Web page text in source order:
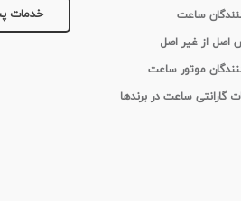
خدمات
ساعت
از غیر اصل
موتور ساعت
گارانتی ساعت در برندها